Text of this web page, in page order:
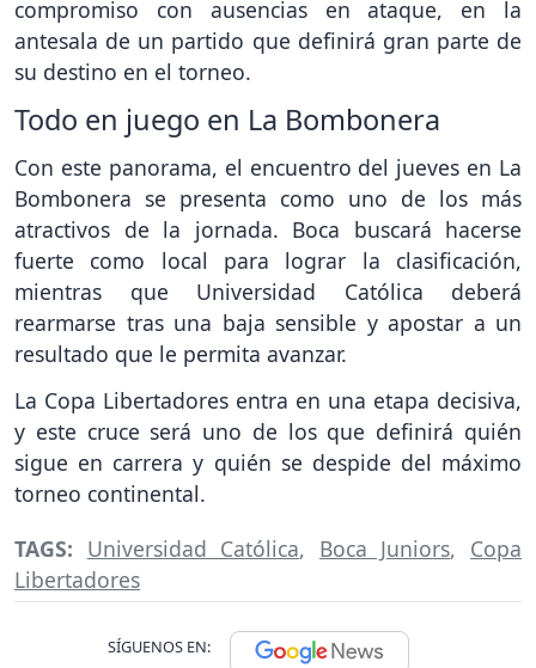
compromiso con ausencias en ataque, en la
antesala de un partido que definirá gran parte de
su destino en el torneo.
Todo en juego en La Bombonera
Con este panorama, el encuentro del jueves en La
Bombonera se presenta como uno de los más
atractivos de la jornada. Boca buscará hacerse
fuerte como local para lograr la clasificación,
mientras que Universidad Católica deberá
rearmarse tras una baja sensible y apostar a un
resultado que le permita avanzar.
La Copa Libertadores entra en una etapa decisiva,
y este cruce será uno de los que definirá quién
sigue en carrera y quién se despide del máximo
torneo continental.
TAGS: Universidad Católica, Boca Juniors, Copa
Libertadores
SÍGUENOS EN: